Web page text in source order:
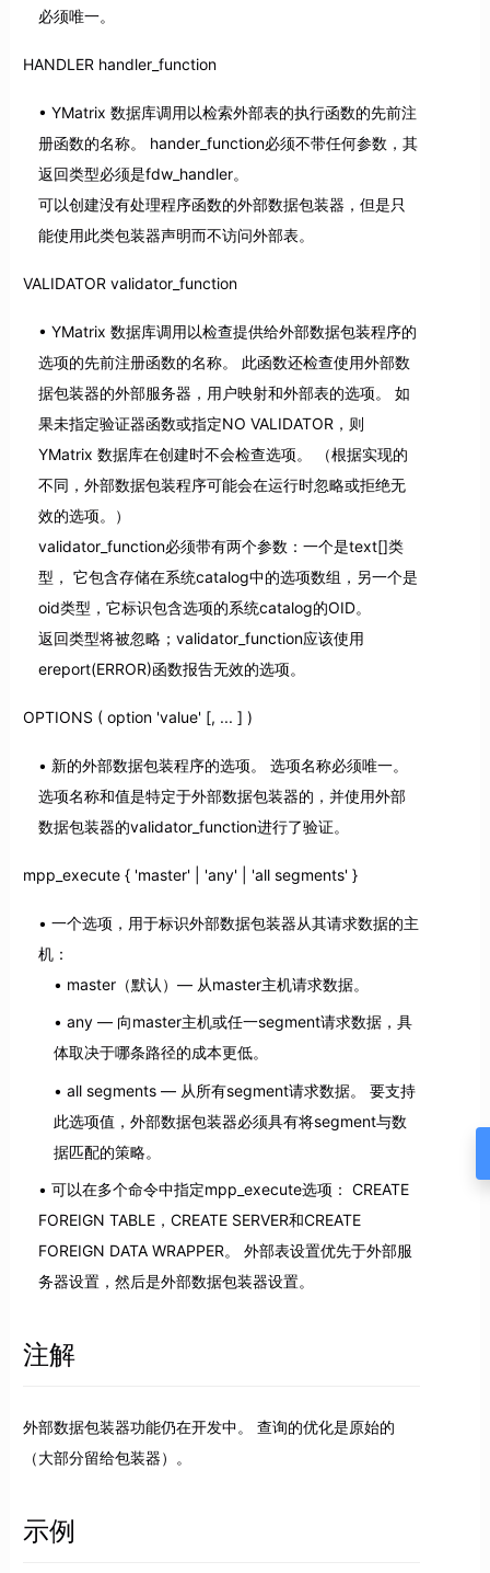
必须唯一。
HANDLER handler_function
YMatrix 数据库调用以检索外部表的执行函数的先前注
册函数的名称。 hander_function必须不带任何参数，其
返回类型必须是fdw_handler。
可以创建没有处理程序函数的外部数据包装器，但是只
能使用此类包装器声明而不访问外部表。
VALIDATOR validator_function
YMatrix 数据库调用以检查提供给外部数据包装程序的
选项的先前注册函数的名称。 此函数还检查使用外部数
据包装器的外部服务器，用户映射和外部表的选项。 如
果未指定验证器函数或指定NO VALIDATOR，则
YMatrix 数据库在创建时不会检查选项。 （根据实现的
不同，外部数据包装程序可能会在运行时忽略或拒绝无
效的选项。）
validator_function必须带有两个参数：一个是text[]类
型， 它包含存储在系统catalog中的选项数组，另一个是
oid类型，它标识包含选项的系统catalog的OID。
返回类型将被忽略；validator_function应该使用
ereport(ERROR)函数报告无效的选项。
OPTIONS ( option 'value' [, ... ] )
新的外部数据包装程序的选项。 选项名称必须唯一。
选项名称和值是特定于外部数据包装器的，并使用外部
数据包装器的validator_function进行了验证。
mpp_execute { 'master' | 'any' | 'all segments' }
一个选项，用于标识外部数据包装器从其请求数据的主
机：
master（默认）— 从master主机请求数据。
any — 向master主机或任一segment请求数据，具
体取决于哪条路径的成本更低。
all segments — 从所有segment请求数据。 要支持
此选项值，外部数据包装器必须具有将segment与数
据匹配的策略。
可以在多个命令中指定mpp_execute选项： CREATE
FOREIGN TABLE，CREATE SERVER和CREATE
FOREIGN DATA WRAPPER。 外部表设置优先于外部服
务器设置，然后是外部数据包装器设置。
注解
外部数据包装器功能仍在开发中。 查询的优化是原始的
（大部分留给包装器）。
示例